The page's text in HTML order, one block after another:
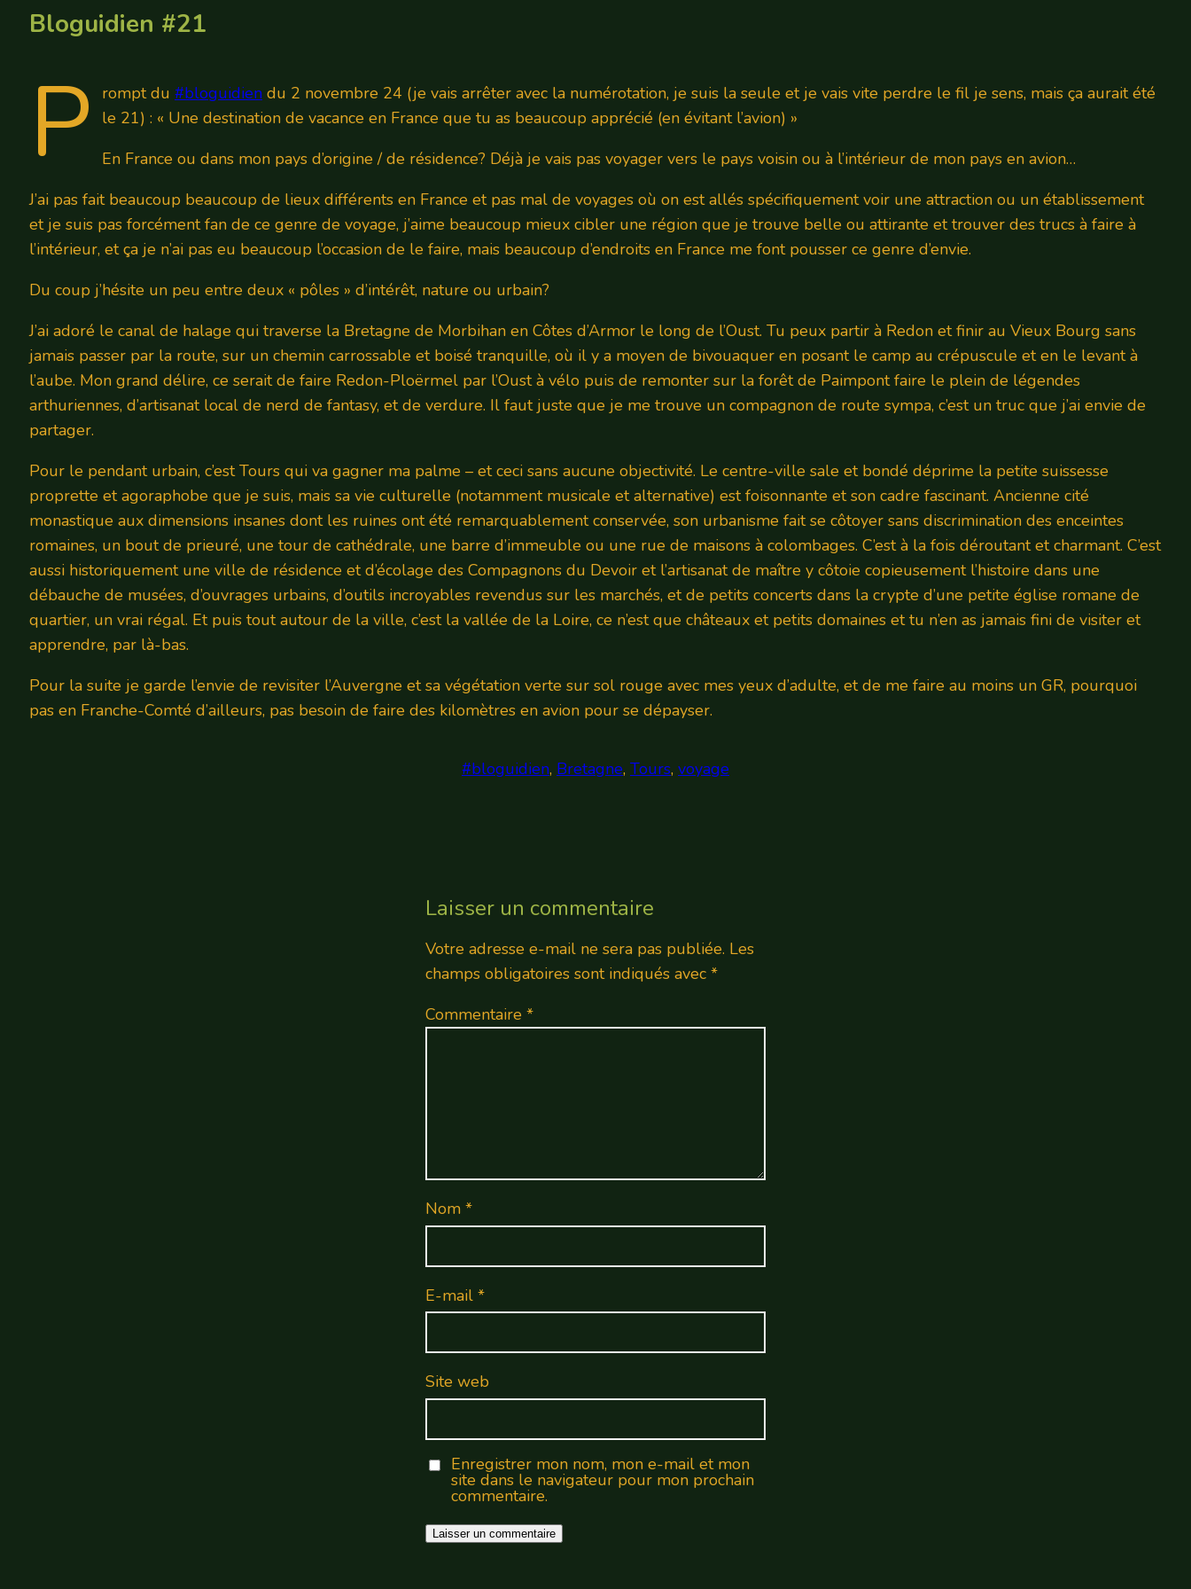
Bloguidien #21
P rompt du #bloguidien du 2 novembre 24 (je vais arrêter avec la numérotation, je suis la seule et je vais vite perdre le fil je sens, mais ça aurait été
le 21) : « Une destination de vacance en France que tu as beaucoup apprécié (en évitant l’avion) »
En France ou dans mon pays d’origine / de résidence? Déjà je vais pas voyager vers le pays voisin ou à l’intérieur de mon pays en avion…
J’ai pas fait beaucoup beaucoup de lieux différents en France et pas mal de voyages où on est allés spécifiquement voir une attraction ou un établissement
et je suis pas forcément fan de ce genre de voyage, j’aime beaucoup mieux cibler une région que je trouve belle ou attirante et trouver des trucs à faire à
l’intérieur, et ça je n’ai pas eu beaucoup l’occasion de le faire, mais beaucoup d’endroits en France me font pousser ce genre d’envie.
Du coup j’hésite un peu entre deux « pôles » d’intérêt, nature ou urbain?
J’ai adoré le canal de halage qui traverse la Bretagne de Morbihan en Côtes d’Armor le long de l’Oust. Tu peux partir à Redon et finir au Vieux Bourg sans
jamais passer par la route, sur un chemin carrossable et boisé tranquille, où il y a moyen de bivouaquer en posant le camp au crépuscule et en le levant à
l’aube. Mon grand délire, ce serait de faire Redon-Ploërmel par l’Oust à vélo puis de remonter sur la forêt de Paimpont faire le plein de légendes
arthuriennes, d’artisanat local de nerd de fantasy, et de verdure. Il faut juste que je me trouve un compagnon de route sympa, c’est un truc que j’ai envie de
partager.
Pour le pendant urbain, c’est Tours qui va gagner ma palme – et ceci sans aucune objectivité. Le centre-ville sale et bondé déprime la petite suissesse
proprette et agoraphobe que je suis, mais sa vie culturelle (notamment musicale et alternative) est foisonnante et son cadre fascinant. Ancienne cité
monastique aux dimensions insanes dont les ruines ont été remarquablement conservée, son urbanisme fait se côtoyer sans discrimination des enceintes
romaines, un bout de prieuré, une tour de cathédrale, une barre d’immeuble ou une rue de maisons à colombages. C’est à la fois déroutant et charmant. C’est
aussi historiquement une ville de résidence et d’écolage des Compagnons du Devoir et l’artisanat de maître y côtoie copieusement l’histoire dans une
débauche de musées, d’ouvrages urbains, d’outils incroyables revendus sur les marchés, et de petits concerts dans la crypte d’une petite église romane de
quartier, un vrai régal. Et puis tout autour de la ville, c’est la vallée de la Loire, ce n’est que châteaux et petits domaines et tu n’en as jamais fini de visiter et
apprendre, par là-bas.
Pour la suite je garde l’envie de revisiter l’Auvergne et sa végétation verte sur sol rouge avec mes yeux d’adulte, et de me faire au moins un GR, pourquoi
pas en Franche-Comté d’ailleurs, pas besoin de faire des kilomètres en avion pour se dépayser.
#bloguidien, Bretagne, Tours, voyage
Laisser un commentaire
Votre adresse e-mail ne sera pas publiée. Les
champs obligatoires sont indiqués avec*
Commentaire*
Nom*
E-mail*
Site web
Enregistrer mon nom, mon e-mail et mon
site dans le navigateur pour mon prochain
commentaire.